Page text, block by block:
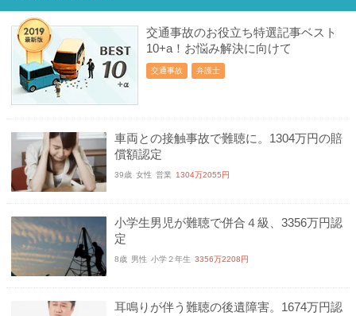
交通事故のお役立ち特選記事ベスト
10+a！お悩み解決に向けて
交通事故 弁護士
車両との接触事故で難聴に。1304万円の賠
償額認定
39歳 女性 営業 1304万2055円
小学生男児が難聴で併合４級、3356万円認
定
8歳 男性 小学２年生 3356万2208円
耳鳴りが伴う難聴の後遺障害。1674万円認